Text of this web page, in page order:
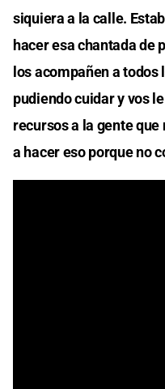
siquiera a la calle.
hacer esa chantada de
los acompañen a
pudiendo cuidar y vos
recursos a la gente
a hacer eso porque no